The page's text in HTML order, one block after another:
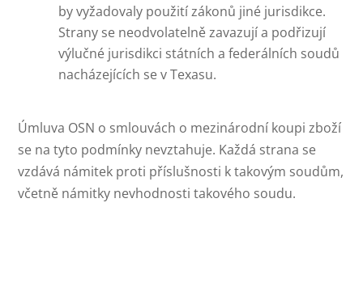
by vyžadovaly použití zákonů jiné jurisdikce.
Strany se neodvolatelně zavazují a podřizují
výlučné jurisdikci státních a federálních soudů
nacházejících se v Texasu.
Úmluva OSN o smlouvách o mezinárodní koupi zboží
se na tyto podmínky nevztahuje. Každá strana se
vzdává námitek proti příslušnosti k takovým soudům,
včetně námitky nevhodnosti takového soudu.